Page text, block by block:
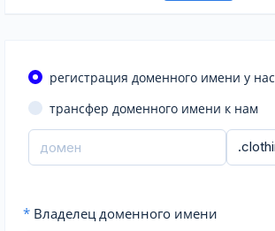
регистрация доменного имени у нас
трансфер доменного имени к нам
* Владелец доменного имени